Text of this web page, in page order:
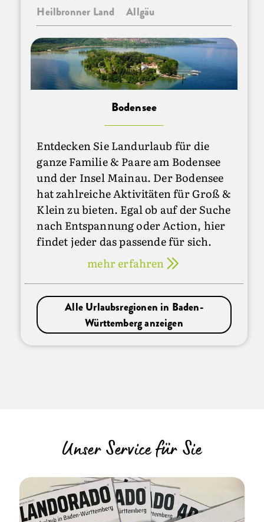
Heilbronner Land
Allgäu
Bodensee
Entdecken Sie Landurlaub für die
ganze Familie & Paare am Bodensee
und der Insel Mainau. Der Bodensee
hat zahlreiche Aktivitäten für Groß &
Klein zu bieten. Egal ob auf der Suche
nach Entspannung oder Action, hier
findet jeder das passende für sich.
mehr erfahren
Alle Urlaubsregionen in Baden-
Württemberg anzeigen
Unser Service für Sie